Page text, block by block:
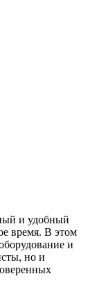
и удобный
время. В этом
и
но и